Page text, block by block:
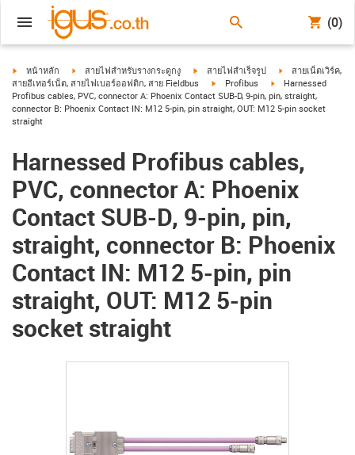
(0)
igus-icon-arrow-right
หน้าหลัก igus-icon-arrow-right
สายไฟสำหรับรางกระดูกงู igus-icon-arrow-right
สายไฟสำเร็จรูป igus-icon-arrow-
สายเน็ตเวิร์ค,
สายอีเทอร์เน็ต, สายไฟเบอร์ออฟติก, สาย Fieldbus
igus-icon-arrow-right
Profibus igus-icon-arrow-right
Harnessed
Profibus cables, PVC, connector A: Phoenix Contact SUB-D, 9-pin, pin, straight,
connector B: Phoenix Contact IN: M12 5-pin, pin straight, OUT: M12 5-pin socket
straight
Harnessed Profibus cables,
PVC, connector A: Phoenix
Contact SUB-D, 9-pin, pin,
straight, connector B: Phoenix
Contact IN: M12 5-pin, pin
straight, OUT: M12 5-pin
socket straight